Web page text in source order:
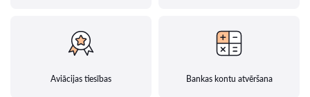
Aviācijas tiesības Bankas kontu atvēršana